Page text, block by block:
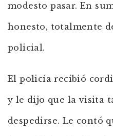
modesto pasar. En
honesto, totalmente
policial.
El policía recibió
y le dijo que la visita
despedirse. Le contó